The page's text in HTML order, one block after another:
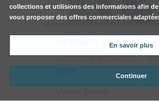
ANDERNOS LES BAINS
Jambes entières -
collections et utilisions des informations afin
vous proposer des offres commerciales
En savoir plus
Continuer